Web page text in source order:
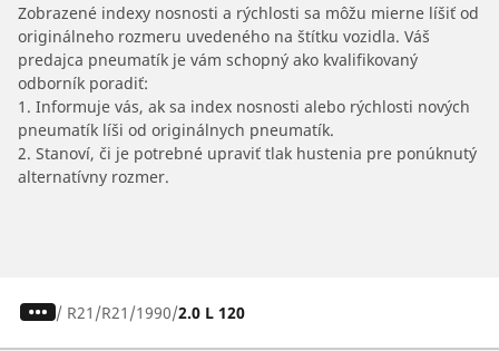
Zobrazené indexy nosnosti a rýchlosti sa môžu mierne líšiť od
originálneho rozmeru uvedeného na štítku vozidla. Váš
predajca pneumatík je vám schopný ako kvalifikovaný
odborník poradiť:
1. Informuje vás, ak sa index nosnosti alebo rýchlosti nových
pneumatík líši od originálnych pneumatík.
2. Stanoví, či je potrebné upraviť tlak hustenia pre ponúknutý
alternatívny rozmer.
/ R21 R21 1990 2.0 L 120